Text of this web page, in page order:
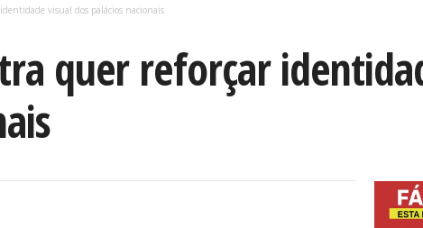
visual dos palácios nacionais
quer reforçar